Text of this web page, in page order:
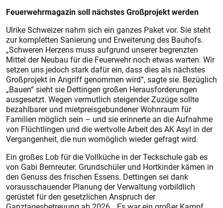
Feuerwehrmagazin soll nächstes Großprojekt werden
Ulrike Schweizer nahm sich ein ganzes Paket vor. Sie steht
zur kompletten Sanierung und Erweiterung des Bauhofs.
„Schweren Herzens muss aufgrund unserer begrenzten
Mittel der Neubau für die Feuerwehr noch etwas warten. Wir
setzen uns jedoch stark dafür ein, dass dies als nächstes
Großprojekt in Angriff genommen wird“, sagte sie. Bezüglich
„Bauen“ sieht sie Dettingen großen Herausforderungen
ausgesetzt. Wegen vermutlich steigender Zuzüge sollte
bezahlbarer und mietpreisgebundener Wohnraum für
Familien möglich sein – und sie erinnerte an die Aufnahme
von Flüchtlingen und die wertvolle Arbeit des AK Asyl in der
Vergangenheit, die nun womöglich wieder gefragt wird.
Ein großes Lob für die Vollküche in der Teckschule gab es
von Gabi Bernreuter. Grundschüler und Hortkinder kämen in
den Genuss des frischen Essens. Dettingen sei dank
vorausschauender Planung der Verwaltung vorbildlich
gerüstet für den gesetzlichen Anspruch der